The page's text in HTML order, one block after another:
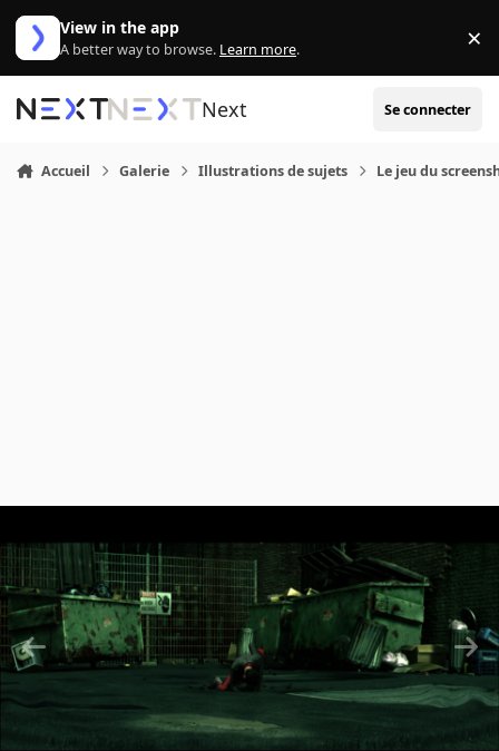
Aller au contenu
View in the app
A better way to browse. Learn more. ×
Next Se connecter
Accueil Galerie Illustrations de sujets Le jeu du